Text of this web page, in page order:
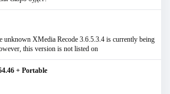
unknown XMedia Recode 3.6.5.3.4 is currently being
this version is not listed on
+ Portable